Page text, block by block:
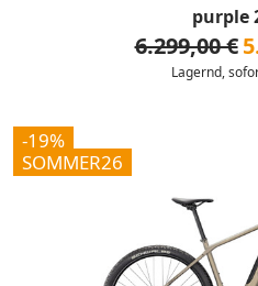
purple
6.299,00 €
Lagernd,
-19%
SOMMER26